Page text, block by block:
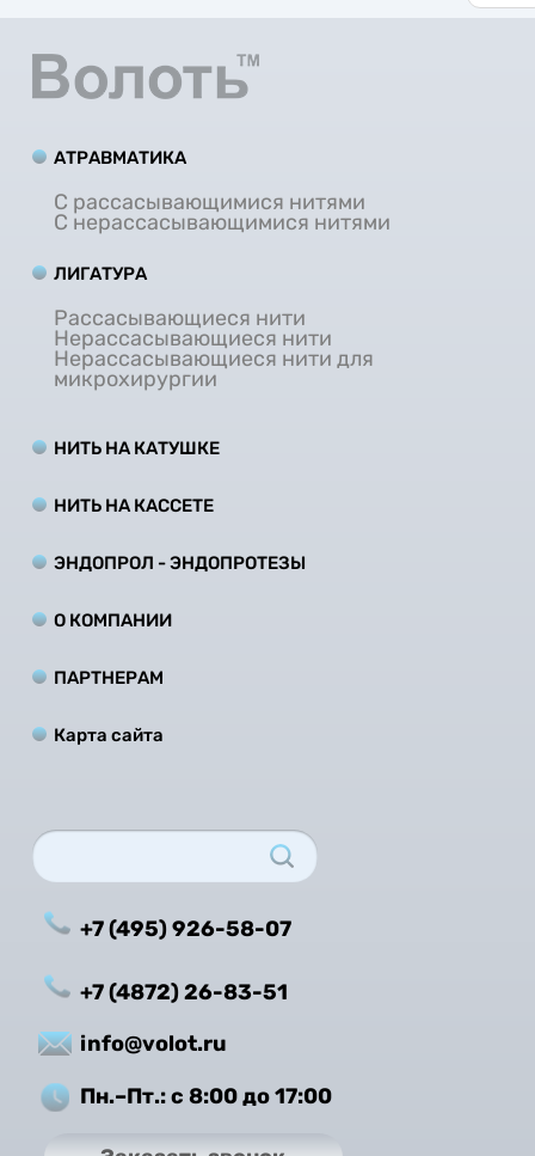
АТРАВМАТИКА
С рассасывающимися нитями
С нерассасывающимися нитями
ЛИГАТУРА
Рассасывающиеся нити
Нерассасывающиеся нити
Нерассасывающиеся нити для
микрохирургии
НИТЬ НА КАТУШКЕ
НИТЬ НА КАCCЕТЕ
ЭНДОПРОЛ - ЭНДОПРОТЕЗЫ
О КОМПАНИИ
ПАРТНЕРАМ
Карта сайта
+7 (495) 926-58-07
+7 (4872) 26-83-51
info@volot.ru
Пн.–Пт.: с 8:00 до 17:00